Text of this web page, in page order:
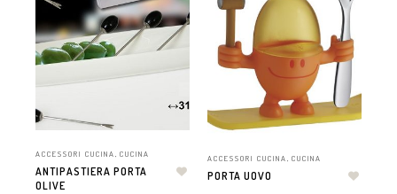
ACCESSORI CUCINA CUCINA
ANTIPASTIERA PORTA
OLIVE
ACCESSORI CUCINA CUCINA
PORTA UOVO